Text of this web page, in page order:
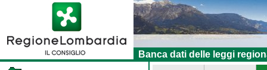
Banca dati delle leggi